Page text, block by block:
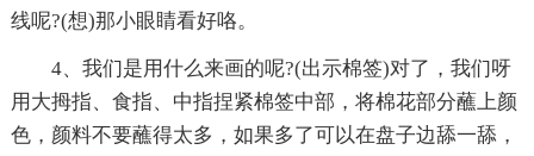
线呢?(想)那小眼睛看好咯。
4、我们是用什么来画的呢?(出示棉签)对了，我们呀
用大拇指、食指、中指捏紧棉签中部，将棉花部分蘸上颜
色，颜料不要蘸得太多，如果多了可以在盘子边舔一舔，